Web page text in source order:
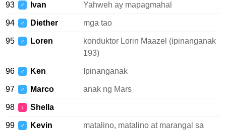
93 ♂ Ivan Yahweh ay mapagmahal
94 ♂ Diether mga tao
95 ♂ Loren
konduktor Lorin Maazel (ipinanganak
193)
96 ♂ Ken Ipinanganak
97 ♂ Marco anak ng Mars
98 ♀ Shella
99 ♂ Kevin
matalino, matalino at marangal sa